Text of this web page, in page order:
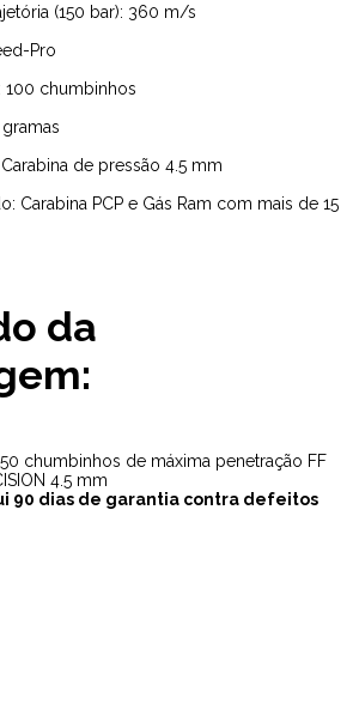
(150 bar): 360 m/s
Pro
100 chumbinhos
de pressão 4.5 mm
Carabina PCP e Gás Ram com mais de 15
da
chumbinhos de máxima penetração FF
4.5 mm
90 dias de garantia contra defeitos